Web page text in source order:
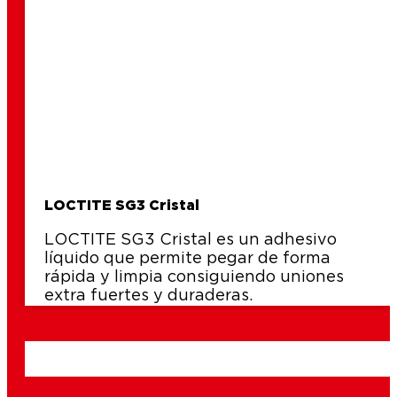
LOCTITE SG3 Cristal
LOCTITE SG3 Cristal es un adhesivo
líquido que permite pegar de forma
rápida y limpia consiguiendo uniones
extra fuertes y duraderas.